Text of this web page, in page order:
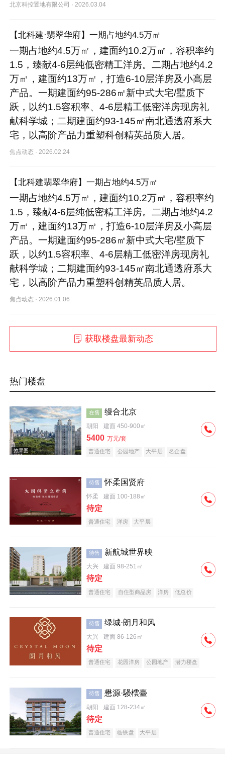
北京科控置地有限公司 ·2026.03.04
【北科建·翡翠华府】一期占地约4.5万㎡
一期占地约4.5万㎡，建面约10.2万㎡，容积率约
1.5，臻献4-6层纯低密精工洋房。二期占地约4.2
万㎡，建面约13万㎡，打造6-10层洋房及小高层
产品。一期建面约95-286㎡新中式大宅/墅质下
跃，以约1.5容积率、4-6层精工低密洋房现房礼
献科学城；二期建面约93-145㎡南北通透府系大
宅，以高阶产品力重塑科创精英品质人居。
焦点动态 ·2026.02.24
【北科建翡翠华府】一期占地约4.5万㎡
一期占地约4.5万㎡，建面约10.2万㎡，容积率约
1.5，臻献4-6层纯低密精工洋房。二期占地约4.2
万㎡，建面约13万㎡，打造6-10层洋房及小高层
产品。一期建面约95-286㎡新中式大宅/墅质下
跃，以约1.5容积率、4-6层精工低密洋房现房礼
献科学城；二期建面约93-145㎡南北通透府系大
宅，以高阶产品力重塑科创精英品质人居。
焦点动态 · 2026.01.06
获取楼盘最新动态
热门楼盘
在售 缦合北京
朝阳 建面 450-900㎡
5400 万元/套
普通住宅 公园地产 大平层 名企盘
待售 怀柔国贤府
怀柔 建面 100-188㎡
待定
普通住宅 洋房 大平层
待售 新航城世界映
大兴 建面 98-251㎡
待定
普通住宅 自住型商品房 洋房
低总价
待售 绿城·朗月和风
大兴 建面 86-126㎡
待定
普通住宅 花园洋房 公园地产
潜力楼盘
待售 懋源·騴橒臺
朝阳 建面 128-234㎡
待定
普通住宅 临铁盘 大平层